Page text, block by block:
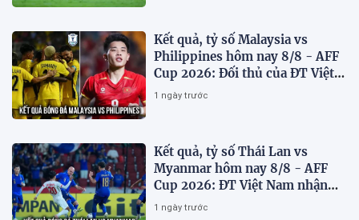
Kết quả, tỷ số Malaysia vs
Philippines hôm nay 8/8 - AFF
Cup 2026: Đối thủ của ĐT Việt
Nam lộ diện
1 ngày trước
Kết quả, tỷ số Thái Lan vs
Myanmar hôm nay 8/8 - AFF
Cup 2026: ĐT Việt Nam nhận
tin vui
1 ngày trước